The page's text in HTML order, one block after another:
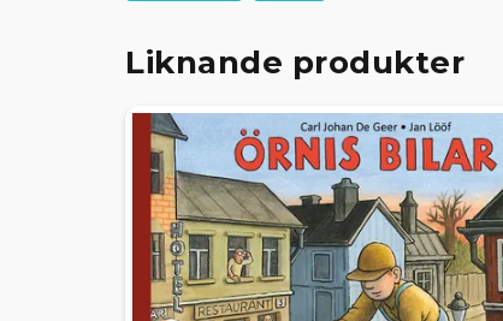
Liknande produkter